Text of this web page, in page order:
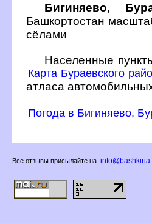
Бигиняево,
Башкортостан
сёлами
Населенные
Карта Бураевского
атласа
Погода в Бигиняево,
се отзывы присылайте на